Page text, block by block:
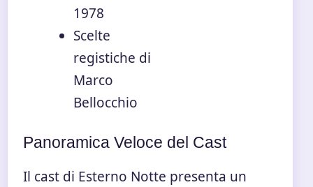
1978
Scelte
registiche di
Marco
Bellocchio
Panoramica Veloce del Cast
Il cast di Esterno Notte presenta un